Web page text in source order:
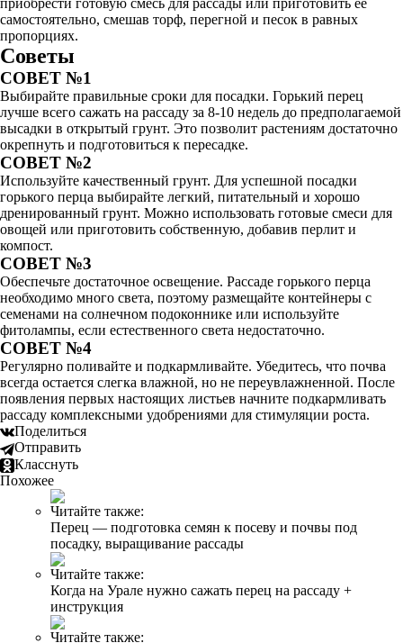
приобрести готовую смесь для рассады или приготовить ее
самостоятельно, смешав торф, перегной и песок в равных
пропорциях.
Советы
СОВЕТ №1
Выбирайте правильные сроки для посадки. Горький перец
лучше всего сажать на рассаду за 8-10 недель до предполагаемой
высадки в открытый грунт. Это позволит растениям достаточно
окрепнуть и подготовиться к пересадке.
СОВЕТ №2
Используйте качественный грунт. Для успешной посадки
горького перца выбирайте легкий, питательный и хорошо
дренированный грунт. Можно использовать готовые смеси для
овощей или приготовить собственную, добавив перлит и
компост.
СОВЕТ №3
Обеспечьте достаточное освещение. Рассаде горького перца
необходимо много света, поэтому размещайте контейнеры с
семенами на солнечном подоконнике или используйте
фитолампы, если естественного света недостаточно.
СОВЕТ №4
Регулярно поливайте и подкармливайте. Убедитесь, что почва
всегда остается слегка влажной, но не переувлажненной. После
появления первых настоящих листьев начните подкармливать
рассаду комплексными удобрениями для стимуляции роста.
Поделиться
Отправить
Класснуть
Похожее
Читайте также:
Перец — подготовка семян к посеву и почвы под
посадку, выращивание рассады
Читайте также:
Когда на Урале нужно сажать перец на рассаду +
инструкция
Читайте также: